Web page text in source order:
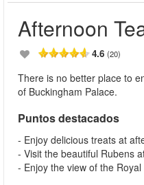
Afternoon
4.6 (20)
There is no better place to
of Buckingham Palace.
Puntos destacados
- Enjoy delicious treats at
- Visit the beautiful Rubens
- Enjoy the view of the Royal